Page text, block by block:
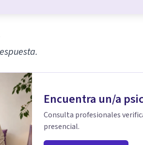
Encuentra un/a
Consulta profesionales
presencial.